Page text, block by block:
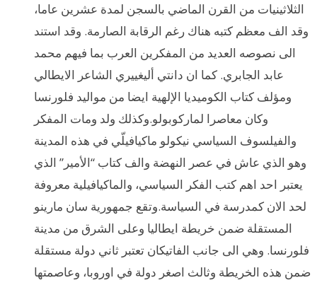
الثلاثينيات من القرن الماضي بالسجن لمدة عشرين عاما،
وقد الف معظم كتبه هناك رغم الرقابة الصارمة. وقد استند
الى نصوصه العديد من المفكرين العرب بما فيهم محمد
عابد الجابري. كما ان دانتي أليغييري الشاعر الايطالي
ومؤلف كتاب الكوميديا الإلهية ايضا من مواليد فلورنسا
وكان معاصرا لماركوبولو.وكذلك ولد ومات المفكر
والفيلسوف السياسي نيكولو ماكيافيلّي في هذه المدينة
وهو الذي عاش في عصر النهضة والف كتاب “الأمير” الذي
يعتبر احد اهم كتب الفكر السياسي، والماكيافيلية معروفة
لحد الان كمدرسة في السياسة.وتقع جمهورية سان مارينو
المستقلة ضمن خريطة ايطاليا وعلى الشرق من مدينة
فلورنسا. وهي الى جانب الفاتيكان تعتبر ثاني دولة مستقلة
ضمن هذه الخريطة وثالث اصغر دولة في اوروبا، وعاصمتها